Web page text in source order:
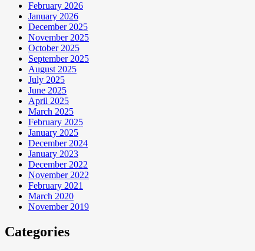
February 2026
January 2026
December 2025
November 2025
October 2025
September 2025
August 2025
July 2025
June 2025
April 2025
March 2025
February 2025
January 2025
December 2024
January 2023
December 2022
November 2022
February 2021
March 2020
November 2019
Categories